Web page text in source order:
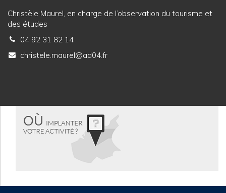
Christèle Maurel, en charge de l’observation du tourisme et
des études
04 92 31 82 14
christele.maurel@ad04.fr